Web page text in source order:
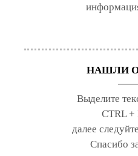
НАШЛИ
Выделите
CTRL +
далее
Спасибо